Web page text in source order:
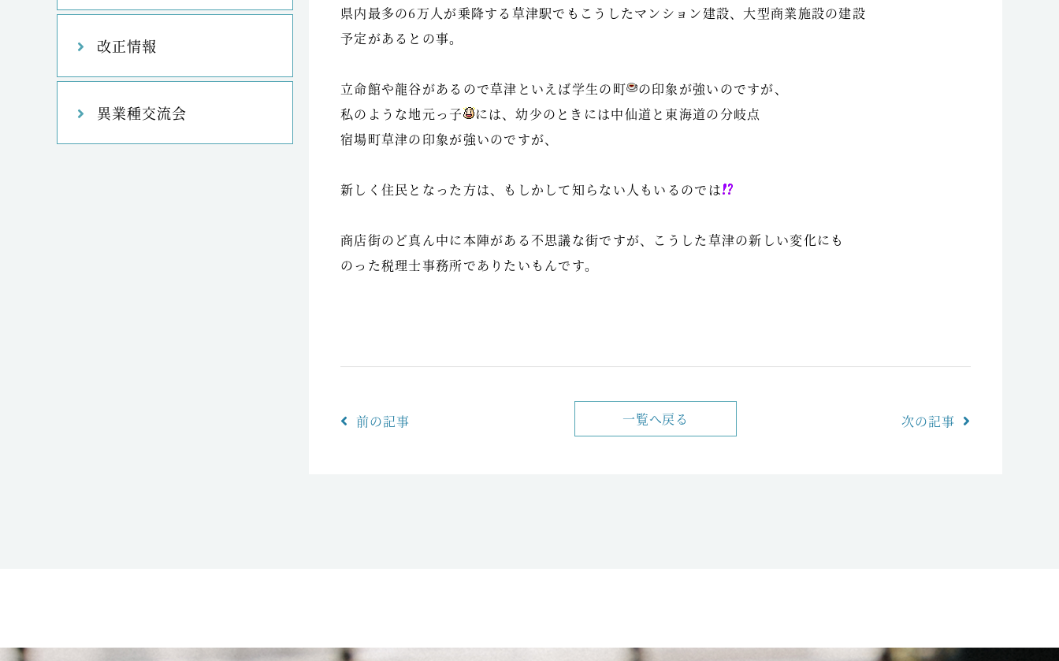
改正情報
異業種交流会
県内最多の6万人が乗降する草津駅でもこうしたマンション建設、大型商業施設の建設
予定があるとの事。
立命館や龍谷があるので草津といえば学生の町
の印象が強いのですが、
私のような地元っ子
には、幼少のときには中仙道と東海道の分岐点
宿場町草津の印象が強いのですが、
新しく住民となった方は、もしかして知らない人もいるのでは
商店街のど真ん中に本陣がある不思議な街ですが、こうした草津の新しい変化にも
のった税理士事務所でありたいもんです。
前の記事 一覧へ戻る 次の記事